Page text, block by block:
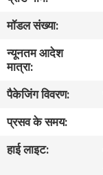
वीडियो
हमारे
बारे
कारखाना
मॉडल संख्या:
न्यूनतम आदेश
मात्रा:
पैकेजिंग विवरण:
प्रसव के समय:
हाई लाइट: